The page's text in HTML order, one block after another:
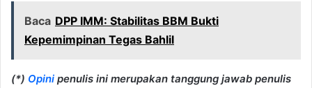
Baca DPP IMM: Stabilitas BBM Bukti
Kepemimpinan Tegas Bahlil
(*) Opini penulis ini merupakan tanggung jawab penulis